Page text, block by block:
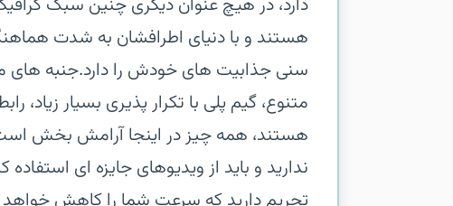
هستند و با دنیای اطرافشان به شدت
سنی جذابیت های خودش را دارد.جنبه های
متنوع، گیم پلی با تکرار پذیری بسیار زیاد،
هستند، همه چیز در اینجا آرامش بخش
ندارید و باید از ویدیوهای جایزه ای استفاده